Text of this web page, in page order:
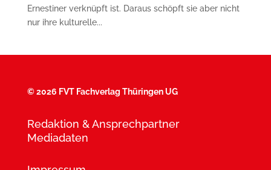
Ernestiner verknüpft ist. Daraus schöpft sie aber nicht
nur ihre kulturelle...
©2026 FVT Fachverlag Thüringen UG
Redaktion & Ansprechpartner
Mediadaten